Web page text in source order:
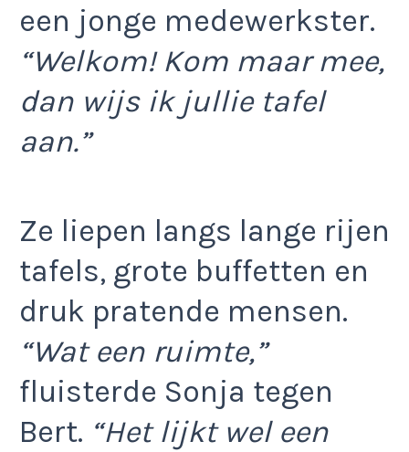
een jonge medewerkster.
“Welkom! Kom maar mee,
dan wijs ik jullie tafel
aan.”
Ze liepen langs lange rijen
tafels, grote buffetten en
druk pratende mensen.
“Wat een ruimte,”
fluisterde Sonja tegen
Bert. “Het lijkt wel een